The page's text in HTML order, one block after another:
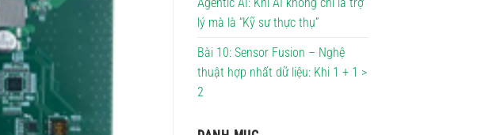
lý mà là “Kỹ sư thực thụ”
Bài 10: Sensor Fusion – Nghệ
thuật hợp nhất dữ liệu: Khi 1 + 1 >
2